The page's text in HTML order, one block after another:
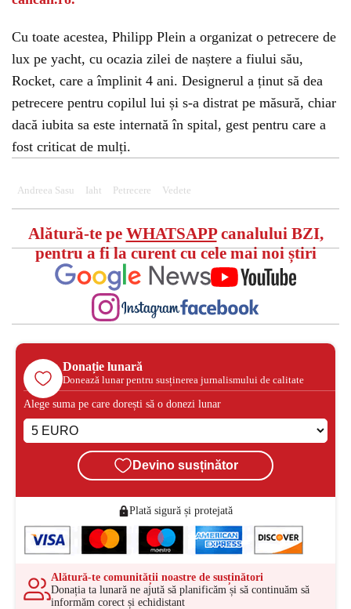
Cu toate acestea, Philipp Plein a organizat o petrecere de
lux pe yacht, cu ocazia zilei de naștere a fiului său,
Rocket, care a împlinit 4 ani. Designerul a ținut să dea
petrecere pentru copilul lui și s-a distrat pe măsură, chiar
dacă iubita sa este internată în spital, gest pentru care a
fost criticat de mulți.
Andreea Sasu Iaht Petrecere Vedete
Alătură-te pe WHATSAPPcanalului BZI,
pentru a fi la curent cu cele mai noi știri
Donație lunară
Donează lunar pentru susținerea jurnalismului de calitate
Alege suma pe care dorești să o donezi lunar
Devino susținător
Plată sigură și protejată
Alătură-te comunității noastre de susținători
Donația ta lunară ne ajută să planificăm și să continuăm să
informăm corect și echidistant